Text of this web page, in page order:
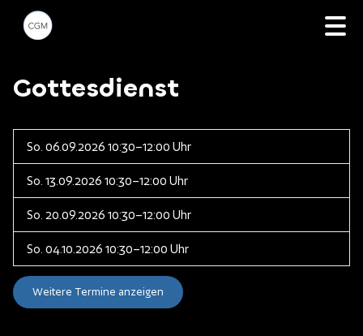
Gottesdienst
So. 06.09.2026 10:30–12:00 Uhr
So. 13.09.2026 10:30–12:00 Uhr
So. 20.09.2026 10:30–12:00 Uhr
So. 04.10.2026 10:30–12:00 Uhr
Weitere Termine anzeigen